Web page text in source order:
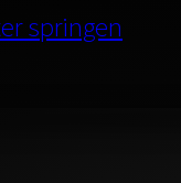
springen